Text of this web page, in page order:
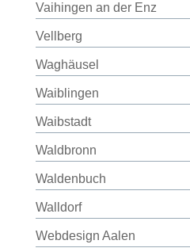
Vaihingen an der Enz
Vellberg
Waghäusel
Waiblingen
Waibstadt
Waldbronn
Waldenbuch
Walldorf
Webdesign Aalen